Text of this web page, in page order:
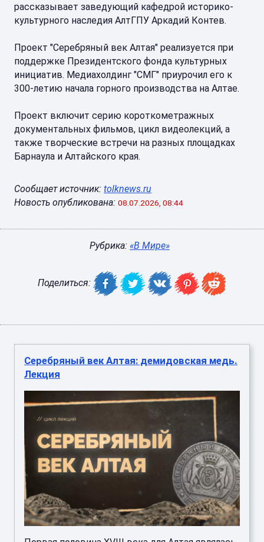
рассказывает заведующий кафедрой историко-
культурного наследия АлтГПУ Аркадий Контев.
Проект "Серебряный век Алтая" реализуется при
поддержке Президентского фонда культурных
инициатив. Медиахолдинг "СМГ" приурочил его к
300-летию начала горного производства на Алтае.
Проект включит серию короткометражных
документальных фильмов, цикл видеолекций, а
также творческие встречи на разных площадках
Барнаула и Алтайского края.
Сообщает источник: tolknews.ru
Новость опубликована: 08.07.2026, 08:44
Рубрика: «В Мире»
Поделиться:
Серебряный век Алтая: демидовская медь.
Лекция